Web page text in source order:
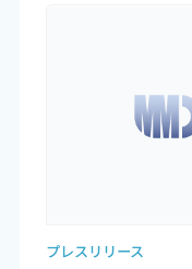
プレスリリース